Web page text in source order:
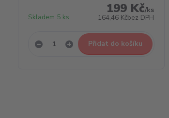
199 Kč/ks
164,46 Kčbez DPH
Skladem 5 ks
Přidat do košíku